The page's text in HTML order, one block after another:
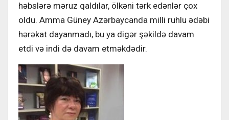
həbslərə məruz qaldılar, ölkəni tərk edənlər çox
oldu. Amma Güney Azərbaycanda milli ruhlu ədəbi
hərəkat dayanmadı, bu ya digər şəkildə davam
etdi və indi də davam etməkdədir.